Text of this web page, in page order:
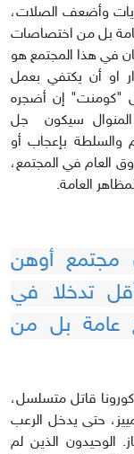
وأضعف الصلات،
عامة بل من اختصاصات
في هذا المجتمع هو
او أن يكتفي بعمل
"كومنت" إن أضجره
المنوال سيكون جل
والسلطة بإعجاب أو
العام في المجتمع،
العامة.
مجتمع أوهن
تدخلا في
عامة بل من
فيروس كورونا قاتل متسلسل،
حتى يدخل الرعب
الوحيدون الذين لم